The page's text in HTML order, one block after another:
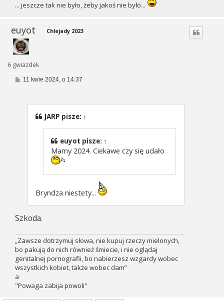
... jeszcze tak nie było, żeby jakoś nie było...
euyot
6 gwiazdek
Chlejady 2023
P11 kwie 2024, o 14:37
JARP pisze: ↑
euyot pisze: ↑
Mamy 2024. Ciekawe czy się udało
Bryndza niestety...
Szkoda.
„Zawsze dotrzymuj słowa, nie kupuj rzeczy mielonych,
bo pakują do nich również śmiecie, i nie oglądaj
genitalnej pornografii, bo nabierzesz wzgardy wobec
wszystkich kobiet, także wobec dam”
a
"Powaga zabija powoli"